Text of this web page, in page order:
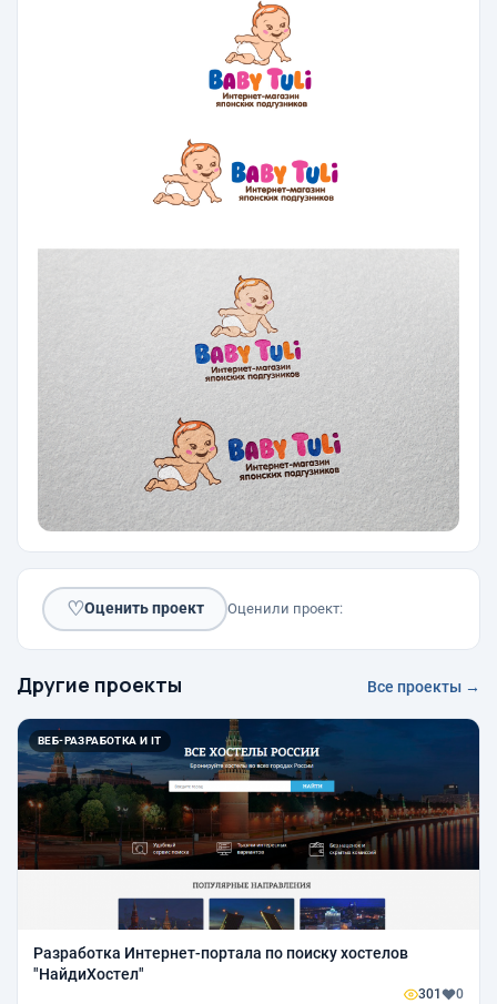
♡Оценить проект Оценили проект:
Другие проекты Все проекты →
ВЕБ-РАЗРАБОТКА И IT
Разработка Интернет-портала по поиску хостелов
"НайдиХостел"
301 0